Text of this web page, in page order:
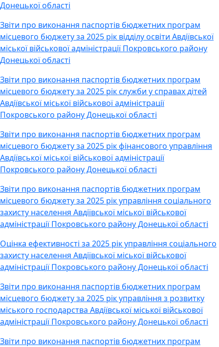
Донецької області
Звіти про виконання паспортів бюджетних програм
місцевого бюджету за 2025 рік відділу освіти Авдіївської
міської військової адміністрації Покровського району
Донецької області
Звіти про виконання паспортів бюджетних програм
місцевого бюджету за 2025 рік служби у справах дітей
Авдіївської міської військової адміністрації
Покровського району Донецької області
Звіти про виконання паспортів бюджетних програм
місцевого бюджету за 2025 рік фінансового управління
Авдіївської міської військової адміністрації
Покровського району Донецької області
Звіти про виконання паспортів бюджетних програм
місцевого бюджету за 2025 рік управління соціального
захисту населення Авдіївської міської військової
адміністрації Покровського району Донецької області
Оцінка ефективності за 2025 рік управління соціального
захисту населення Авдіївської міської військової
адміністрації Покровського району Донецької області
Звіти про виконання паспортів бюджетних програм
місцевого бюджету за 2025 рік управління з розвитку
міського господарства Авдіївської міської військової
адміністрації Покровського району Донецької області
Звіти про виконання паспортів бюджетних програм